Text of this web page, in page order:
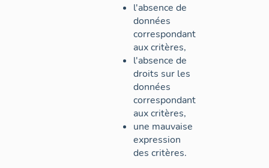
l'absence de
données
correspondant
aux critères,
l'absence de
droits sur les
données
correspondant
aux critères,
une mauvaise
expression
des critères.